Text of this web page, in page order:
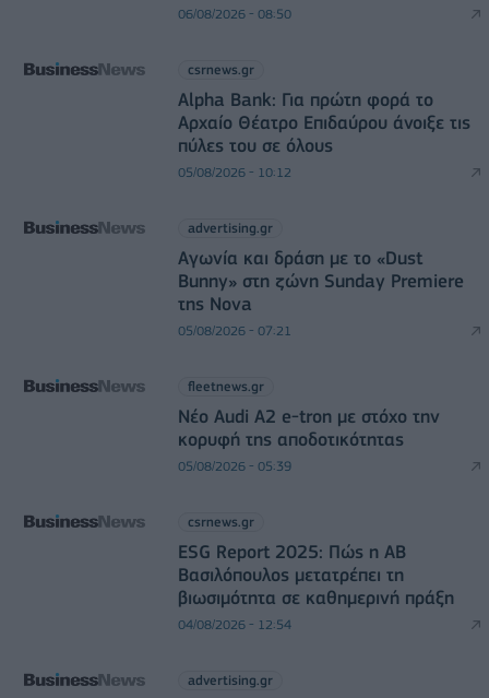
06/08/2026 - 08:50
csrnews.gr
Alpha Bank: Για πρώτη φορά το
Αρχαίο Θέατρο Επιδαύρου άνοιξε τις
πύλες του σε όλους
05/08/2026 - 10:12
advertising.gr
Αγωνία και δράση με το «Dust
Bunny» στη ζώνη Sunday Premiere
της Nova
05/08/2026 - 07:21
fleetnews.gr
Νέο Audi A2 e-tron με στόχο την
κορυφή της αποδοτικότητας
05/08/2026 - 05:39
csrnews.gr
ESG Report 2025: Πώς η ΑΒ
Βασιλόπουλος μετατρέπει τη
βιωσιμότητα σε καθημερινή πράξη
04/08/2026 - 12:54
advertising.gr